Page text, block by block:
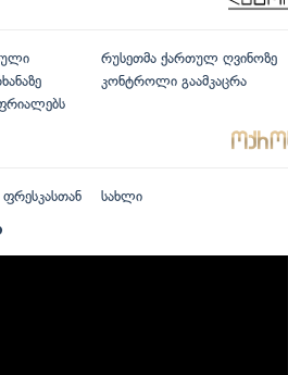
რუსეთმა ქართულ ღვინოზე
კონტროლი გაამკაცრა
სახლი